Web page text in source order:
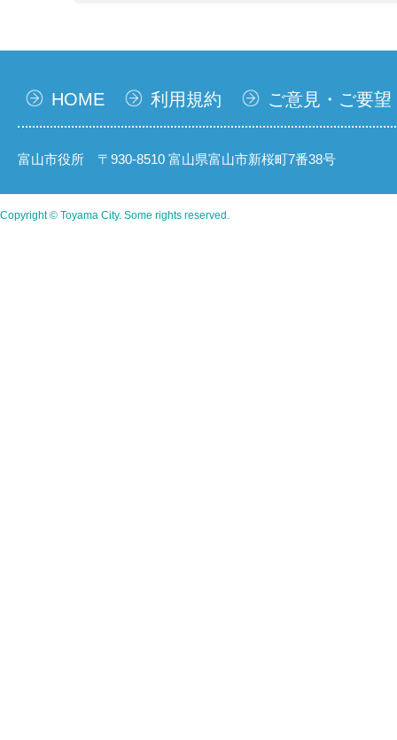
HOME 利用規約 ご意見・ご要望
富山市役所 〒930-8510 富山県富山市新桜町7番38号
Copyright © Toyama City. Some rights reserved.